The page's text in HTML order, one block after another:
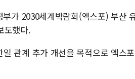
가 2030세계박람회(엑스포) 부산
도했다.
관계 추가 개선을 목적으로 엑스